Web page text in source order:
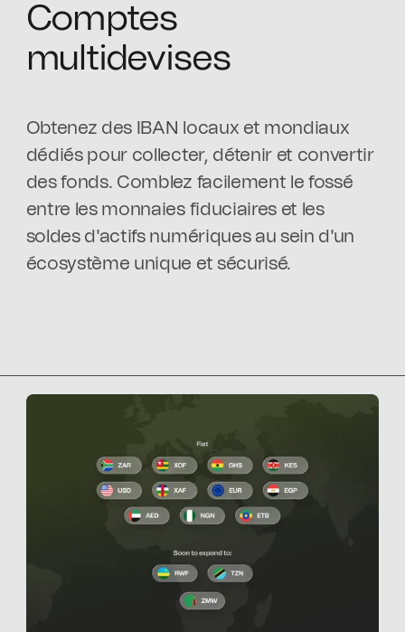
Comptes
multidevises
Obtenez des IBAN locaux et mondiaux
dédiés pour collecter, détenir et convertir
des fonds. Comblez facilement le fossé
entre les monnaies fiduciaires et les
soldes d'actifs numériques au sein d'un
écosystème unique et sécurisé.